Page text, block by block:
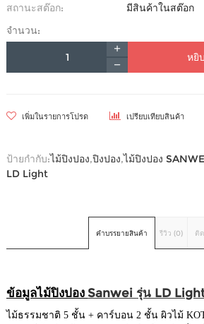
สถานะสต๊อก:
มีสินค้าในสต๊อก
จำนวน:
หยิ
เพิ่มในรายการโปรด เปรียบเทียบสินค้า
ป้ายกำกับ:ไม้ปิงปอง,ปิงปอง,ไม้ปิงปอง
LD Light
คำบรรยายสินค้า รีวิว (0) ติ
ข้อมูลไม้ปิงปอง Sanwei รุ่น LD
ไม้ธรรมชาติ 5 ชั้น + คาร์บอน 2 ชั้น ผิวไม้